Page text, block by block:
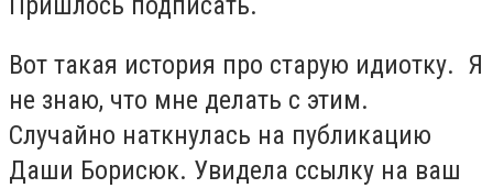
Вот такая история про старую идиотку. Я
не знаю, что мне делать с этим.
Случайно наткнулась на публикацию
Даши Борисюк. Увидела ссылку на ваш